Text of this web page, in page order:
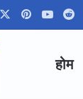
Pinterest
होम